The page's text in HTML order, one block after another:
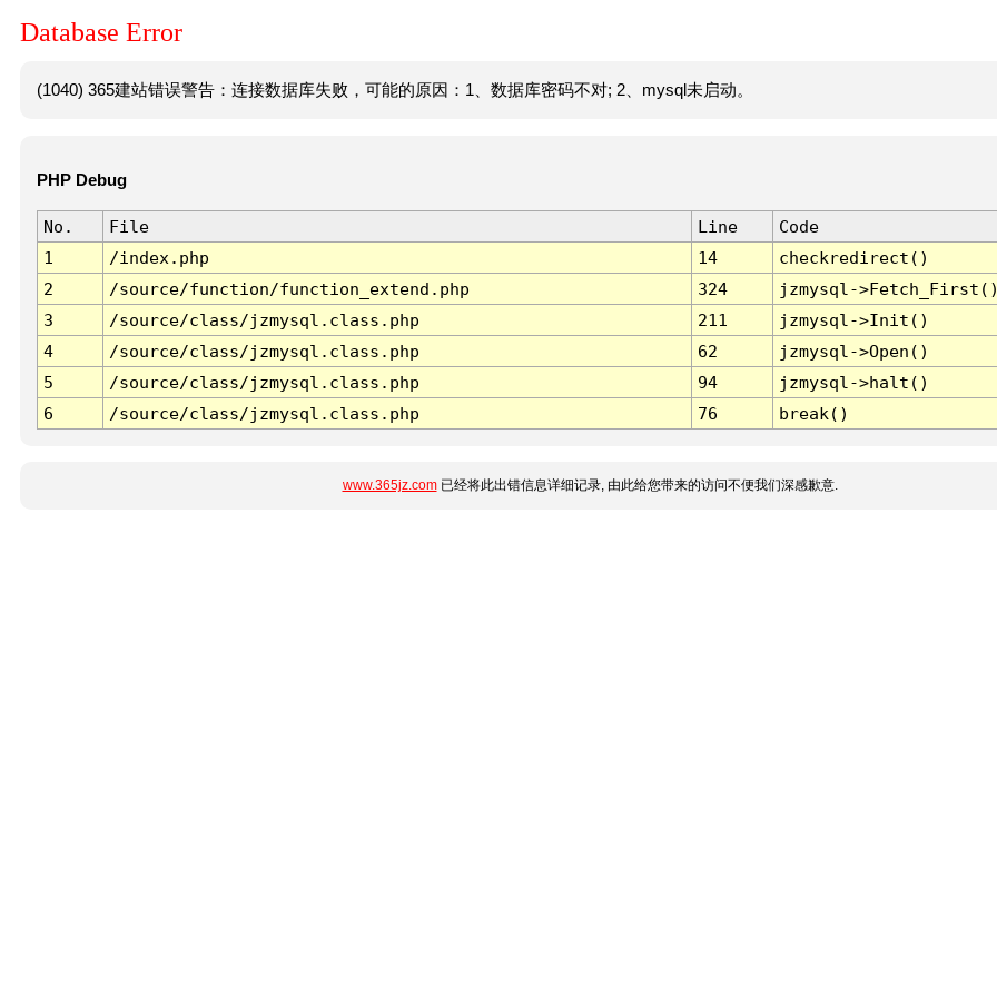
Database Error
(1040) 365建站错误警告：连接数据库失败，可能的原因：1、数据库密码不对; 2、mysql未启动。
PHP Debug
No. File Line
Code
1
/index.php 14
checkredirect()
2
/source/function/function_extend.php 324
jzmysql-
3
/source/class/jzmysql.class.php 211
jzmysql->Init()
4
/source/class/jzmysql.class.php 62
jzmysql->Open()
5
/source/class/jzmysql.class.php 94
jzmysql->halt()
6
/source/class/jzmysql.class.php 76 break()
www.365jz.com已经将此出错信息详细记录, 由此给您带来的访问不便我们深感歉意.